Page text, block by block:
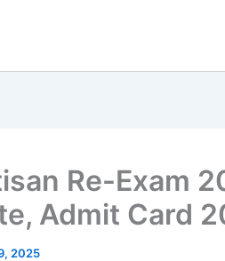
Re-Exam
Admit Card
2025